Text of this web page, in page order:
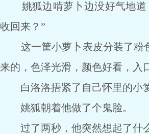
姚狐边啃萝卜边没好气地道
收回来？”
这一筐小萝卜表皮分装了粉色
来的，色泽光滑，颜色好看，入
白洛洛捂紧了自己怀里的小
姚狐朝着他做了个鬼脸。
过了两秒，他突然想起了什么